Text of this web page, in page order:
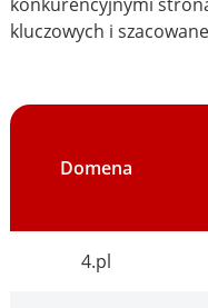
kluczowych i
Domena
4.pl